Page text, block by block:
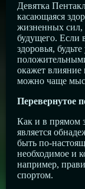
Девятка
касающаяся
жизненных
будущего. Если
здоровья,
окажет влияние
можно чаще
Перевернутое
Как и в прямом
является
быть по-
необходимое и
например,
спортом.